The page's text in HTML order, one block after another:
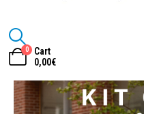
0
Cart
0,00€